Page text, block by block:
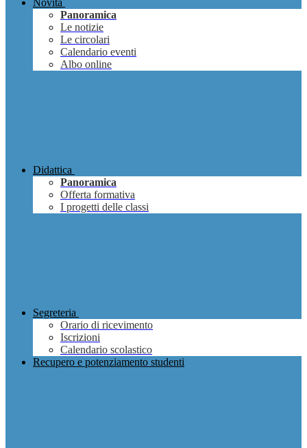
Novità
Panoramica
Le notizie
Le circolari
Calendario eventi
Albo online
Didattica
Panoramica
Offerta formativa
I progetti delle classi
Segreteria
Orario di ricevimento
Iscrizioni
Calendario scolastico
Recupero e potenziamento studenti